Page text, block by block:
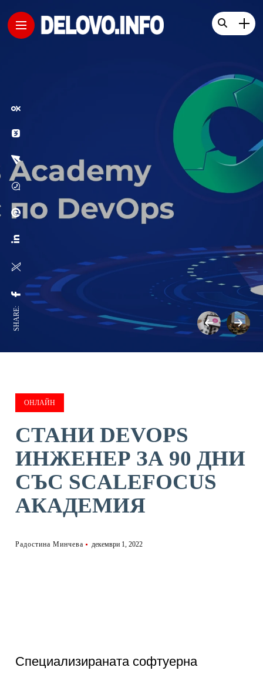
SHARE:
ОНЛАЙН
СТАНИ DEVOPS
ИНЖЕНЕР ЗА 90 ДНИ
СЪС SCALEFOCUS
АКАДЕМИЯ
Радостина Минчева декември 1, 2022
Специализираната софтуерна